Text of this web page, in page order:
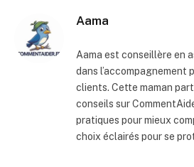
Aama
Aama est conseillère en
dans l’accompagnement
clients. Cette maman
conseils sur
pratiques pour mieux
choix éclairés pour se